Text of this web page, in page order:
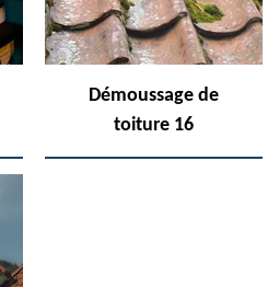
Démoussage de
toiture 16